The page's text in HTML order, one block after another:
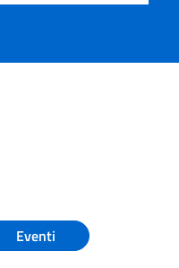
Eventi